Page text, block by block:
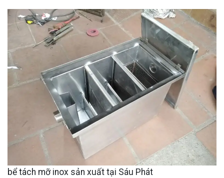
bể tách mỡ inox sản xuất tại Sáu Phát